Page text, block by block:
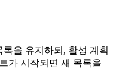
을 유지하되, 활성 계획
가 시작되면 새 목록을